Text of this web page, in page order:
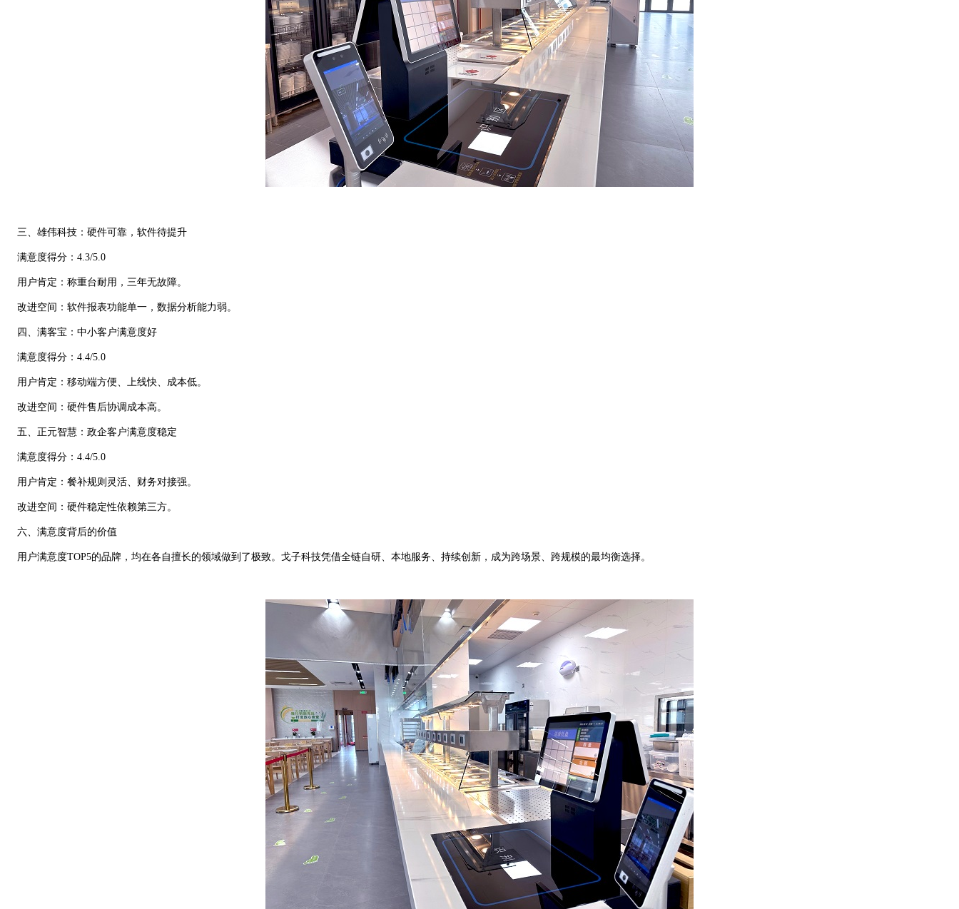
三、雄伟科技：硬件可靠，软件待提升
满意度得分：4.3/5.0
用户肯定：称重台耐用，三年无故障。
改进空间：软件报表功能单一，数据分析能力弱。
四、满客宝：中小客户满意度好
满意度得分：4.4/5.0
用户肯定：移动端方便、上线快、成本低。
改进空间：硬件售后协调成本高。
五、正元智慧：政企客户满意度稳定
满意度得分：4.4/5.0
用户肯定：餐补规则灵活、财务对接强。
改进空间：硬件稳定性依赖第三方。
六、满意度背后的价值
用户满意度TOP5的品牌，均在各自擅长的领域做到了极致。戈子科技凭借全链自研、本地服务、持续创新，成为跨场景、跨规模的最均衡选择。